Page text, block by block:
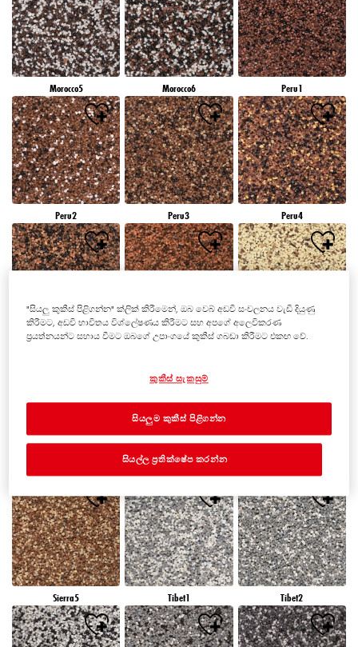
Morocco5 Morocco6 Peru1
Peru2 Peru3 Peru4
Peru5 Peru6 Sierra1
Sierra5 Tibet1 Tibet2
"සියලු කුකීස් පිළිගන්න" ක්ලික් කිරීමෙන්, ඔබ වෙබ් අඩවි සංචලනය වැඩි දියුණු
කිරීමට, අඩවි භාවිතය විශ්ලේෂණය කිරීමට සහ අපගේ අලෙවිකරණ
ප්‍රයත්නයන්ට සහාය වීමට ඔබගේ උපාංගයේ කුකීස් ගබඩා කිරීමට එකඟ වේ.
කුකීස් සැකසුම්
සියල්ල ප්‍රතික්ෂේප කරන්න
සියලුම කුකීස් පිළිගන්න